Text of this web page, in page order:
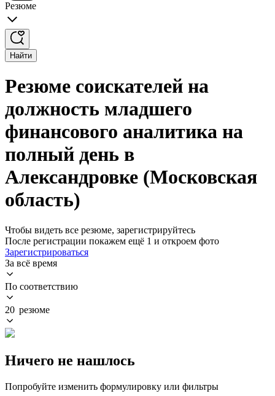
Резюме
Найти
Резюме соискателей на
должность младшего
финансового аналитика на
полный день в
Александровке (Московская
область)
Чтобы видеть все резюме, зарегистрируйтесь
После регистрации покажем ещё 1 и откроем фото
Зарегистрироваться
За всё время
По соответствию
20 резюме
Ничего не нашлось
Попробуйте изменить формулировку или фильтры